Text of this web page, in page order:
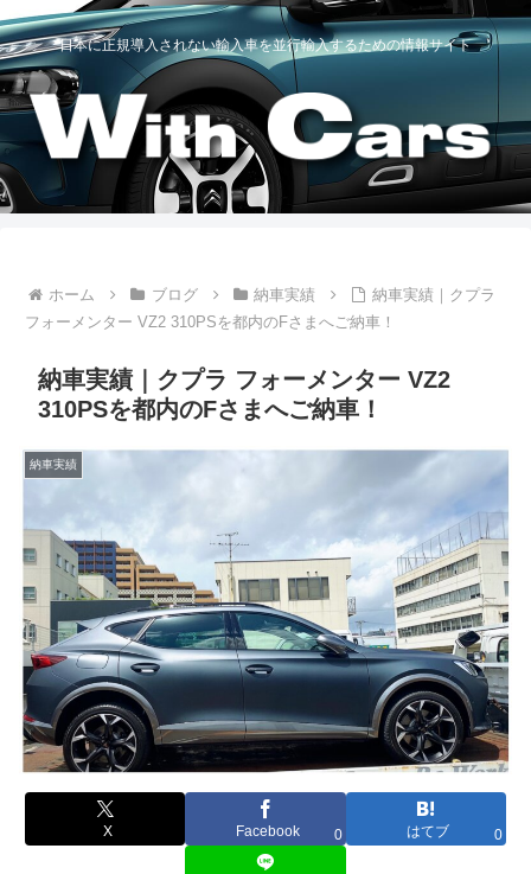
日本に正規導入されない輸入車を並行輸入するための情報サイト
ホーム ブログ 納車実績
納車実績｜クプラ
フォーメンター VZ2 310PSを都内のFさまへご納車！
納車実績｜クプラ フォーメンター VZ2
310PSを都内のFさまへご納車！
納車実績
X Facebook 0 はてブ 0